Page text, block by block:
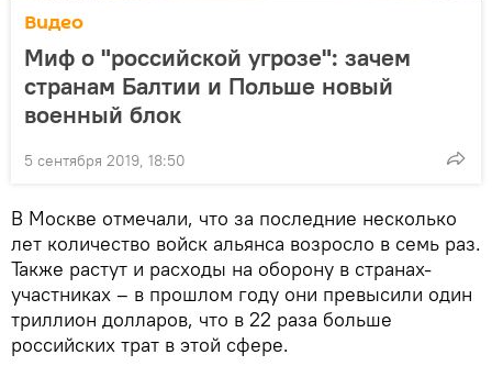
Видео
Миф о "российской угрозе": зачем
странам Балтии и Польше новый
военный блок
5 сентября 2019, 18:50
В Москве отмечали, что за последние несколько
лет количество войск альянса возросло в семь раз.
Также растут и расходы на оборону в странах-
участниках – в прошлом году они превысили один
триллион долларов, что в 22 раза больше
российских трат в этой сфере.